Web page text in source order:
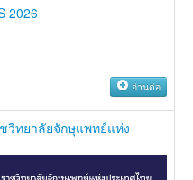
2026
อ่านต่อ
วิทยาลัยจักษุแพทย์แห่ง